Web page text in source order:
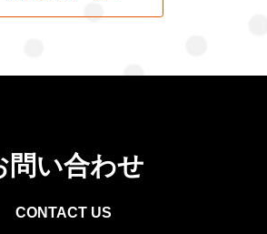
問い合わせ
CONTACT US